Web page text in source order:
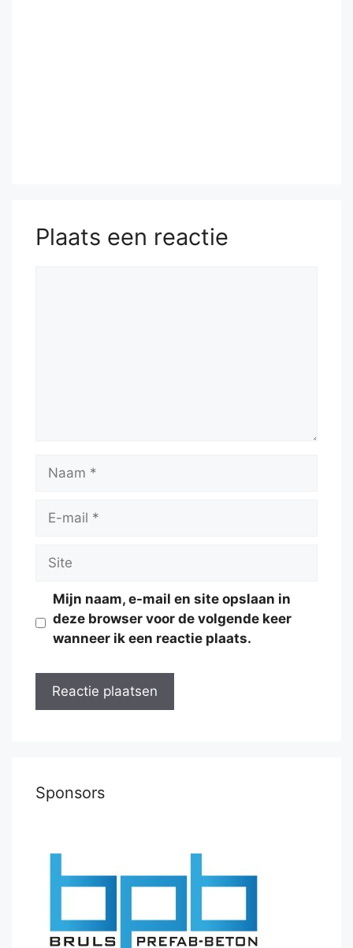
Plaats een reactie
Naam
Site
Mijn naam, e-mail en site opslaan in
deze browser voor de volgende keer
wanneer ik een reactie plaats.
Sponsors